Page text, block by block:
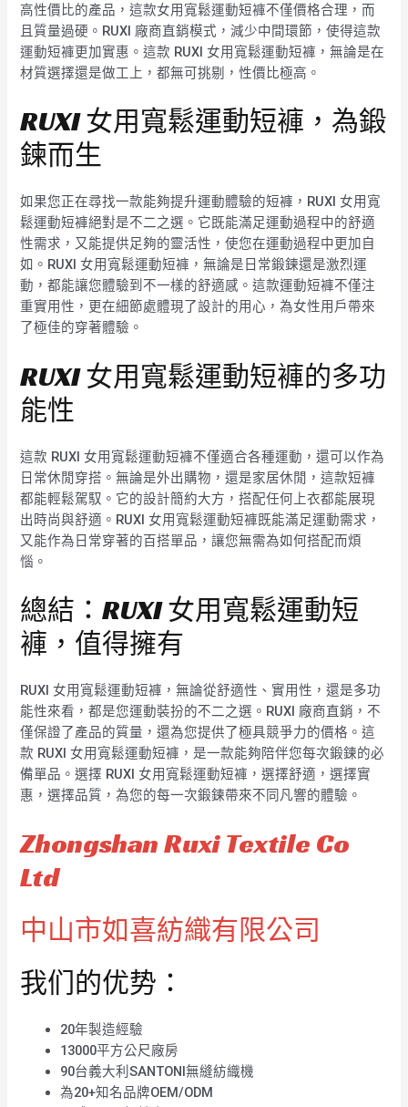
高性價比的產品，這款女用寬鬆運動短褲不僅價格合理，而
且質量過硬。RUXI 廠商直銷模式，減少中間環節，使得這款
運動短褲更加實惠。這款 RUXI 女用寬鬆運動短褲，無論是在
材質選擇還是做工上，都無可挑剔，性價比極高。
RUXI 女用寬鬆運動短褲，為鍛
鍊而生
如果您正在尋找一款能夠提升運動體驗的短褲，RUXI 女用寬
鬆運動短褲絕對是不二之選。它既能滿足運動過程中的舒適
性需求，又能提供足夠的靈活性，使您在運動過程中更加自
如。RUXI 女用寬鬆運動短褲，無論是日常鍛鍊還是激烈運
動，都能讓您體驗到不一樣的舒適感。這款運動短褲不僅注
重實用性，更在細節處體現了設計的用心，為女性用戶帶來
了極佳的穿著體驗。
RUXI 女用寬鬆運動短褲的多功
能性
這款 RUXI 女用寬鬆運動短褲不僅適合各種運動，還可以作為
日常休閒穿搭。無論是外出購物，還是家居休閒，這款短褲
都能輕鬆駕馭。它的設計簡約大方，搭配任何上衣都能展現
出時尚與舒適。RUXI 女用寬鬆運動短褲既能滿足運動需求，
又能作為日常穿著的百搭單品，讓您無需為如何搭配而煩
惱。
總結：RUXI 女用寬鬆運動短
褲，值得擁有
RUXI 女用寬鬆運動短褲，無論從舒適性、實用性，還是多功
能性來看，都是您運動裝扮的不二之選。RUXI 廠商直銷，不
僅保證了產品的質量，還為您提供了極具競爭力的價格。這
款 RUXI 女用寬鬆運動短褲，是一款能夠陪伴您每次鍛鍊的必
備單品。選擇 RUXI 女用寬鬆運動短褲，選擇舒適，選擇實
惠，選擇品質，為您的每一次鍛鍊帶來不同凡響的體驗。
Zhongshan Ruxi Textile Co
Ltd
中山市如喜紡織有限公司
我们的优势：
20年製造經驗
13000平方公尺廠房
90台義大利SANTONI無縫紡織機
為20+知名品牌OEM/ODM